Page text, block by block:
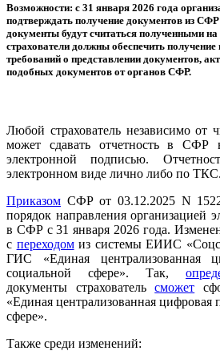
Возможности: с 31 января 2026 года
подтверждать получение документов из
документы будут считаться полученными на
страхователи должны обеспечить получение
требований о представлении документов,
подобных документов от органов СФР.
Любой страхователь независимо от
может сдавать отчетность в СФР
электронной подписью.
электронном виде лично либо по ТКС.
Приказом СФР от 03.12.2025 N
порядок направления организацией
в СФР с 31 января 2026 года.
с переходомиз системы ЕИИС
ГИС «Единая централизованная
социальной сфере». Так,
документы страховательсможет
«Единая централизованная цифровая
сфере».
Также среди изменений: